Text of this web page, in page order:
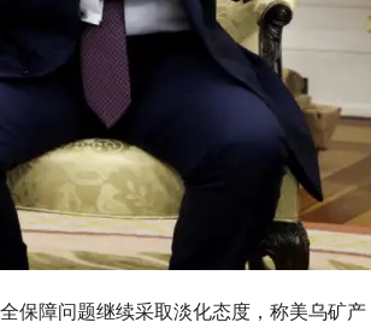
保障问题继续采取淡化态度，称美乌矿产